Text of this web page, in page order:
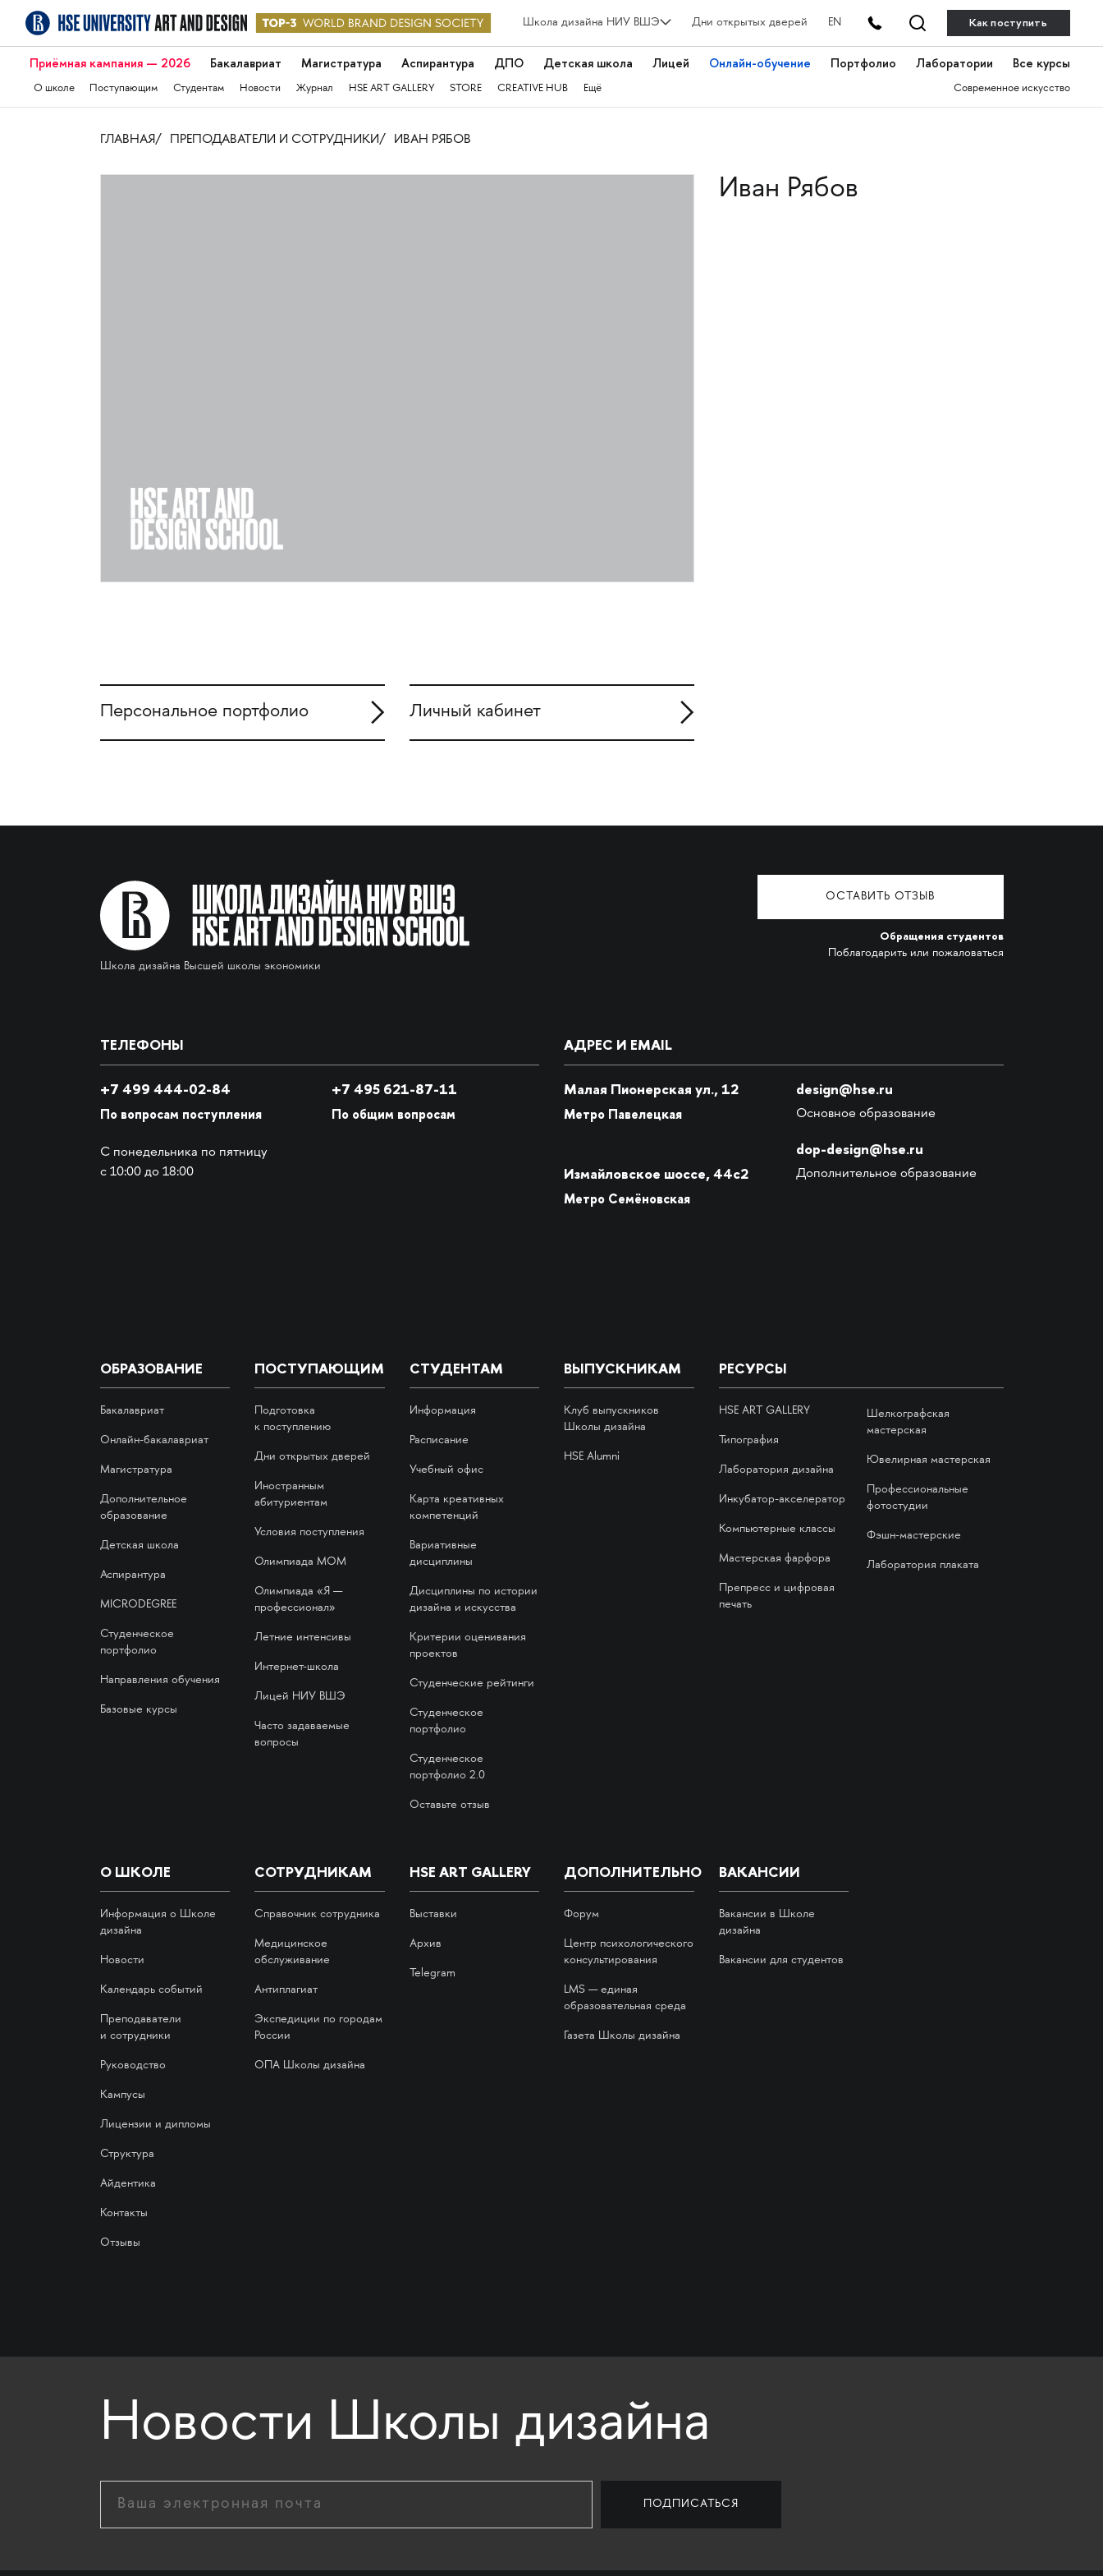
Школа дизайна НИУ ВШЭ Дни открытых дверей EN Как поступить
Приёмная кампания — 2026 Бакалавриат Магистратура Аспирантура ДПО Детская школа Лицей Онлайн-обучение Портфолио Лаборатории Все курсы
О школе Поступающим Студентам Новости Журнал HSE ART GALLERY STORE CREATIVE HUB Ещё Современное искусство
ГЛАВНАЯ ПРЕПОДАВАТЕЛИ И СОТРУДНИКИ ИВАН РЯБОВ
Иван Рябов
Персональное портфолио Личный кабинет
Школа дизайна Высшей школы экономики
ОСТАВИТЬ ОТЗЫВ
Обращения студентов
Поблагодарить или пожаловаться
ТЕЛЕФОНЫ
+7 499 444-02-84
По вопросам поступления
С понедельника по пятницу
с 10:00 до 18:00
+7 495 621-87-11
По общим вопросам
АДРЕС И EMAIL
Малая Пионерская ул., 12
Метро Павелецкая
Измайловское шоссе, 44с2
Метро Семёновская
design@hse.ru
Основное образование
dop-design@hse.ru
Дополнительное образование
ОБРАЗОВАНИЕ
Бакалавриат
Онлайн-бакалавриат
Магистратура
Дополнительное
образование
Детская школа
Аспирантура
MICRODEGREE
Студенческое
портфолио
Направления обучения
Базовые курсы
ПОСТУПАЮЩИМ
Подготовка
к поступлению
Дни открытых дверей
Иностранным
абитуриентам
Условия поступления
Олимпиада МОМ
Олимпиада «Я —
профессионал»
Летние интенсивы
Интернет-школа
Лицей НИУ ВШЭ
Часто задаваемые
вопросы
СТУДЕНТАМ
Информация
Расписание
Учебный офис
Карта креативных
компетенций
Вариативные
дисциплины
Дисциплины по истории
дизайна и искусства
Критерии оценивания
проектов
Студенческие рейтинги
Студенческое
портфолио
Студенческое
портфолио 2.0
Оставьте отзыв
ВЫПУСКНИКАМ
Клуб выпускников
Школы дизайна
HSE Alumni
РЕСУРСЫ
HSE ART GALLERY
Типография
Лаборатория дизайна
Инкубатор-акселератор
Компьютерные классы
Мастерская фарфора
Препресс и цифровая
печать
Шелкографская
мастерская
Ювелирная мастерская
Профессиональные
фотостудии
Фэшн-мастерские
Лаборатория плаката
О ШКОЛЕ
Информация о Школе
дизайна
Новости
Календарь событий
Преподаватели
и сотрудники
Руководство
Кампусы
Лицензии и дипломы
Структура
Айдентика
Контакты
Отзывы
СОТРУДНИКАМ
Справочник сотрудника
Медицинское
обслуживание
Антиплагиат
Экспедиции по городам
России
ОПА Школы дизайна
HSE ART GALLERY
Выставки
Архив
Telegram
ДОПОЛНИТЕЛЬНО
Форум
Центр психологического
консультирования
LMS — единая
образовательная среда
Газета Школы дизайна
ВАКАНСИИ
Вакансии в Школе
дизайна
Вакансии для студентов
Новости Школы дизайна